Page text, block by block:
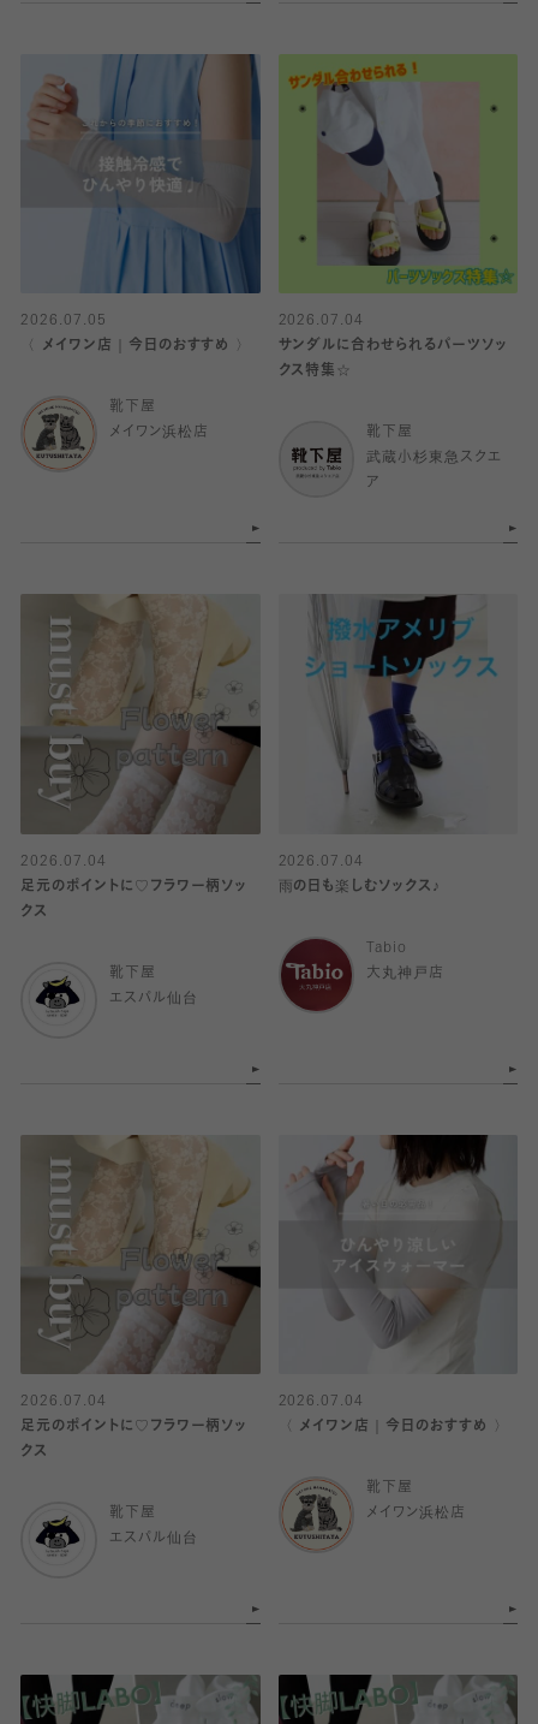
2026.07.05
〈 メイワン店｜今日のおすすめ 〉
靴下屋
メイワン浜松店
2026.07.04
サンダルに合わせられるパーツソッ
クス特集☆
靴下屋
武蔵小杉東急スクエ
ア
2026.07.04
足元のポイントに♡フラワー柄ソッ
クス
靴下屋
エスパル仙台
2026.07.04
雨の日も楽しむソックス♪
Tabio
大丸神戸店
2026.07.04
足元のポイントに♡フラワー柄ソッ
クス
靴下屋
エスパル仙台
2026.07.04
〈 メイワン店｜今日のおすすめ 〉
靴下屋
メイワン浜松店